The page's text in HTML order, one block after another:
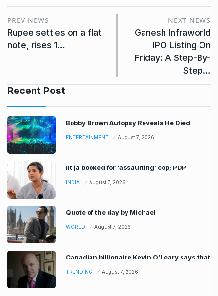
PREV NEWS
Rupee settles on a flat
note, rises 1…
NEXT NEWS
Ganesh Infraworld
IPO Listing On
Friday: A Step-By-
Step…
Recent Post
Bobby Brown Autopsy Reveals He Died
ENTERTAINMENT August 7, 2026
Iltija booked for ‘assaulting’ cop; PDP
INDIA August 7, 2026
Quote of the day by Michael
WORLD August 7, 2026
Canadian billionaire Kevin O’Leary says that
TRENDING August 7, 2026